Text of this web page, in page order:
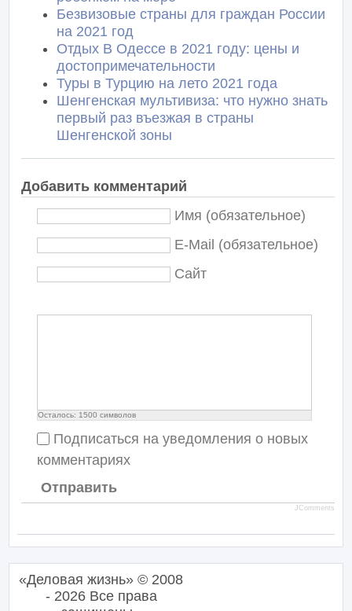
Безвизовые страны для граждан России
на 2021 год
Отдых В Одессе в 2021 году: цены и
достопримечательности
Туры в Турцию на лето 2021 года
Шенгенская мультивиза: что нужно знать
первый раз въезжая в страны
Шенгенской зоны
Добавить комментарий
Имя (обязательное)
E-Mail (обязательное)
Сайт
Осталось: 1500 символов
Подписаться на уведомления о новых
комментариях
Отправить
JComments
«Деловая жизнь» © 2008
- 2026 Все права